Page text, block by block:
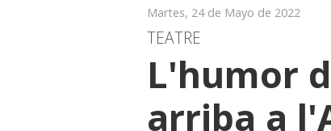
Martes, 24 de Mayo de 2022
TEATRE
L'humor
arriba a